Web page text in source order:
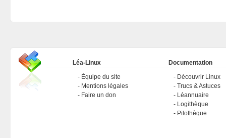
Léa-Linux
Équipe du site
Mentions légales
Faire un don
Documentation
Découvrir Linux
Trucs & Astuces
Léannuaire
Logithèque
Pilothèque